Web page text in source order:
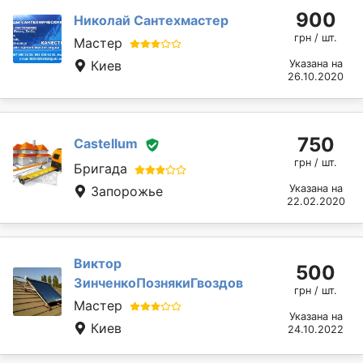
Николай Сантехмастер
Мастер
Киев
900
грн / шт.
Указана на
26.10.2020
Castellum
Бригада
Запорожье
750
грн / шт.
Указана на
22.02.2020
Виктор
ЗинченкоПознякиГвоздов
Мастер
Киев
500
грн / шт.
Указана на
24.10.2022